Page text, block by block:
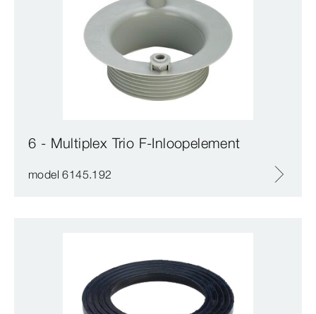
6 - Multiplex Trio F-Inloopelement
model 6145.192